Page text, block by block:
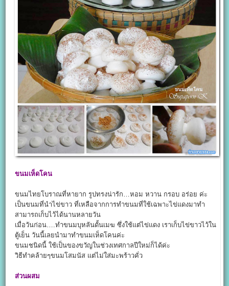
ขนมเห็ดโคน
ขนมไทยโบราณที่หายาก รูปทรงน่ารัก…หอม หวาน กรอบ อร่อย ค่ะ
เป็นขนมที่นำไข่ขาว ที่เหลือจากการทำขนมที่ใช้เฉพาะไข่แดงมาทำ
สามารถเก็บไว้ได้นานหลายวัน
เมื่อวันก่อน….ทำขนมบุหลันดั้นเมฆ ซึ่งใช้แต่ไข่แดง เราเก็บไข่ขาวไว้ใน
ตู้เย็น วันนี้เลยนำมาทำขนมเห็ดโคนค่ะ
ขนมชนิดนี้ ใช้เป็นของขวัญในช่วงเทศกาลปีใหม่ก็ได้ค่ะ
วิธีทำคล้ายๆขนมโสมนัส แต่ไม่ใส่มะพร้าวคั่ว
ส่วนผสม